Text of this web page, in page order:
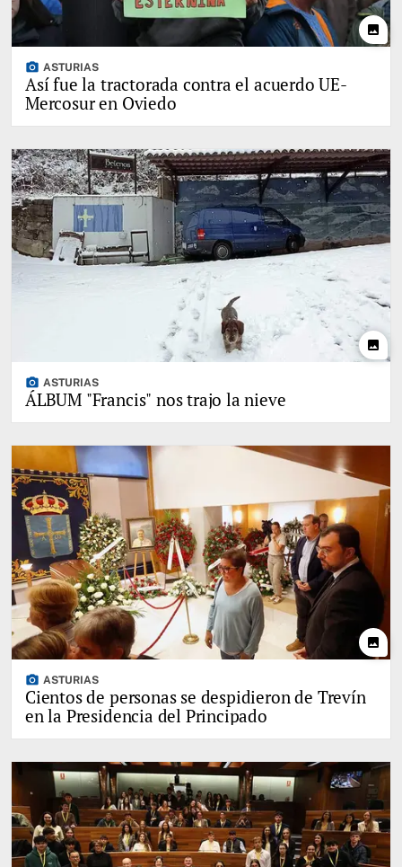
photo
photo_camera ASTURIAS
Así fue la tractorada contra el acuerdo UE-
Mercosur en Oviedo
photo
photo_camera ASTURIAS
ÁLBUM "Francis" nos trajo la nieve
photo
photo_camera ASTURIAS
Cientos de personas se despidieron de Trevín
en la Presidencia del Principado